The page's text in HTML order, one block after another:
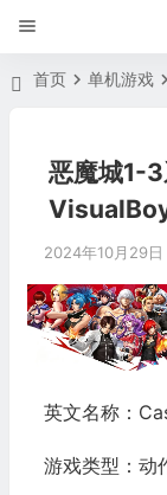
首页 单机游戏
恶魔城1-
2024年10月29日
英文名称：
游戏类型：动